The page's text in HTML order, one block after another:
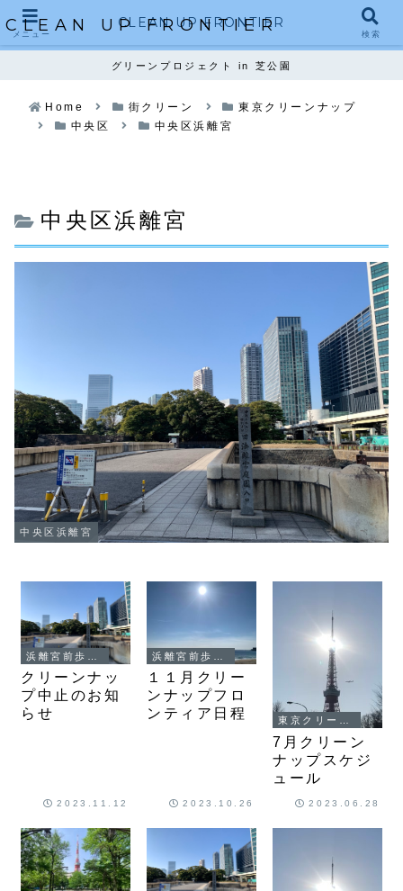
CLEAN UP FRONTIER
グリーンプロジェクト in 芝公園
Home 街クリーン
東京クリーンナップ
中央区
中央区浜離宮
中央区浜離宮
中央区浜離宮
クリーンナッ
プ中止のお知
らせ
2023.11.12
１１月クリー
ンナップフロ
ンティア日程
2023.10.26
7月クリーン
ナップスケジ
ュール
2023.06.28
メニュー
CLEAN UP FRONTIER
検索